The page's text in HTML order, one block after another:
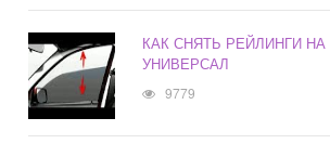
КАК СНЯТЬ РЕЙЛИНГИ
УНИВЕРСАЛ
9779